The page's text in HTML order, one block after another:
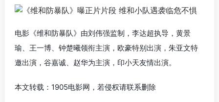
电影《维和防暴队》由刘伟强监制，李达超执导，黄景
瑜、王一博、钟楚曦领衔主演，欧豪特别出演，朱亚文特
邀出演，谷嘉诚、赵华为主演，印小天友情出演。
本文转载：1905电影网，若侵权请联系删除